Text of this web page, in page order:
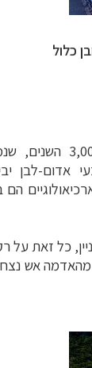
אדום-לבן
כל זאת על
אש